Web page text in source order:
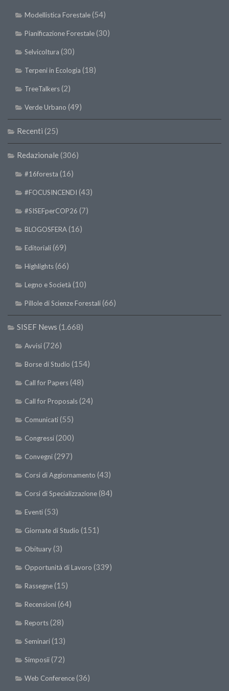
Modellistica Forestale(54)
Pianificazione Forestale(30)
Selvicoltura (30)
Terpeni in Ecologia (18)
TreeTalkers(2)
Verde Urbano (49)
Recenti (25)
Redazionale (306)
#16foresta (16)
#FOCUSINCENDI (43)
#SISEFperCOP26 (7)
BLOGOSFERA(16)
Editoriali(69)
Highlights(66)
Legno e Società (10)
Pillole di Scienze Forestali(66)
SISEF News (1.668)
Avvisi(726)
Borse di Studio (154)
Call for Papers(48)
Call for Proposals(24)
Comunicati(55)
Congressi(200)
Convegni(297)
Corsi di Aggiornamento (43)
Corsi di Specializzazione(84)
Eventi(53)
Giornate di Studio (151)
Obituary(3)
Opportunità di Lavoro (339)
Rassegne(15)
Recensioni(64)
Reports(28)
Seminari(13)
Simposii(72)
Web Conference(36)